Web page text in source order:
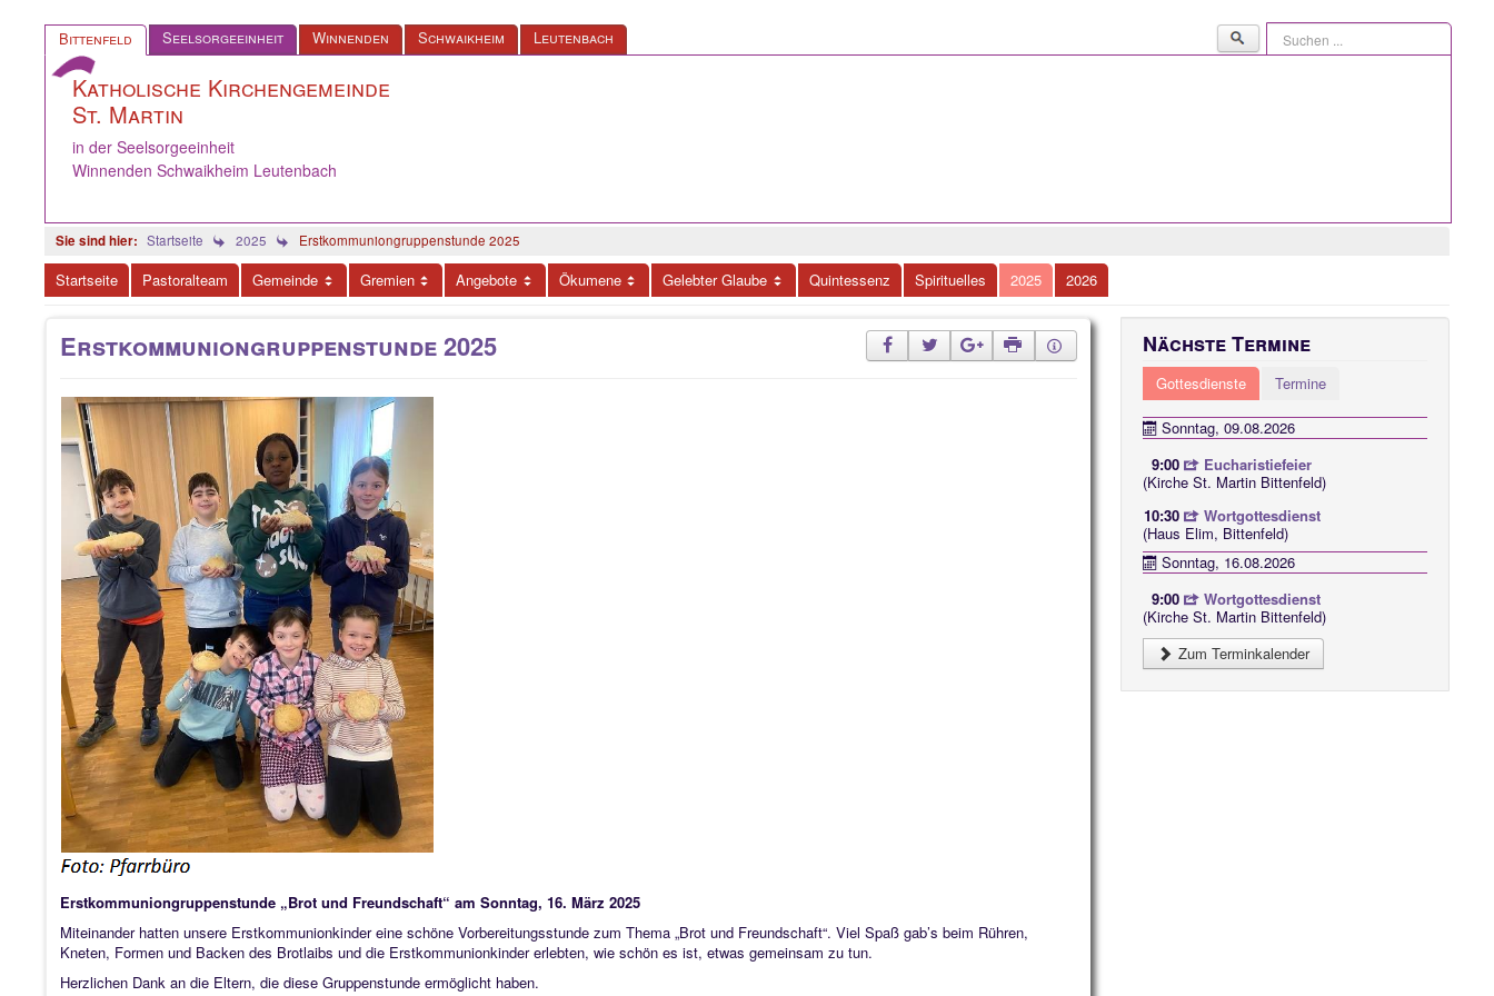
Bittenfeld Seelsorgeeinheit Winnenden Schwaikheim Leutenbach
Suchen
...
Katholische Kirchengemeinde
St. Martin
in der Seelsorgeeinheit
Winnenden Schwaikheim Leutenbach
Startseite 2025 Erstkommuniongruppenstunde 2025
Startseite Pastoralteam Gemeinde Gremien Angebote Ökumene Gelebter Glaube Quintessenz Spirituelles 2025 2026
Erstkommuniongruppenstunde 2025
Erstkommuniongruppenstunde „Brot und Freundschaft“ am Sonntag, 16. März 2025
Miteinander hatten unsere Erstkommunionkinder eine schöne Vorbereitungsstunde zum Thema „Brot und Freundschaft“. Viel Spaß gab’s beim Rühren,
Kneten, Formen und Backen des Brotlaibs und die Erstkommunionkinder erlebten, wie schön es ist, etwas gemeinsam zu tun.
Herzlichen Dank an die Eltern, die diese Gruppenstunde ermöglicht haben.
Nächste Termine
Gottesdienste Termine
Sonntag, 09.08.2026
9:00
Eucharistiefeier
(Kirche St. Martin Bittenfeld)
10:30
Wortgottesdienst
(Haus Elim, Bittenfeld)
Sonntag, 16.08.2026
9:00
Wortgottesdienst
(Kirche St. Martin Bittenfeld)
Zum Terminkalender